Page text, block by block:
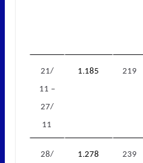
21/
11 –
27/
11
1.185 219
28/
1.278 239